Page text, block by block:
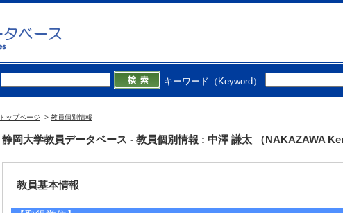
キーワード（Keyword）
トップページ > 教員個別情報
静岡大学教員データベース - 教員個別情報 : 中澤 謙太 （NAKAZAWA
教員基本情報